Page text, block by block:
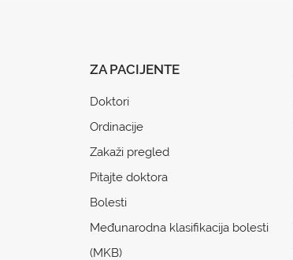
ZA PACIJENTE
Doktori
Ordinacije
Zakaži pregled
Pitajte doktora
Bolesti
Međunarodna klasifikacija bolesti
(MKB)